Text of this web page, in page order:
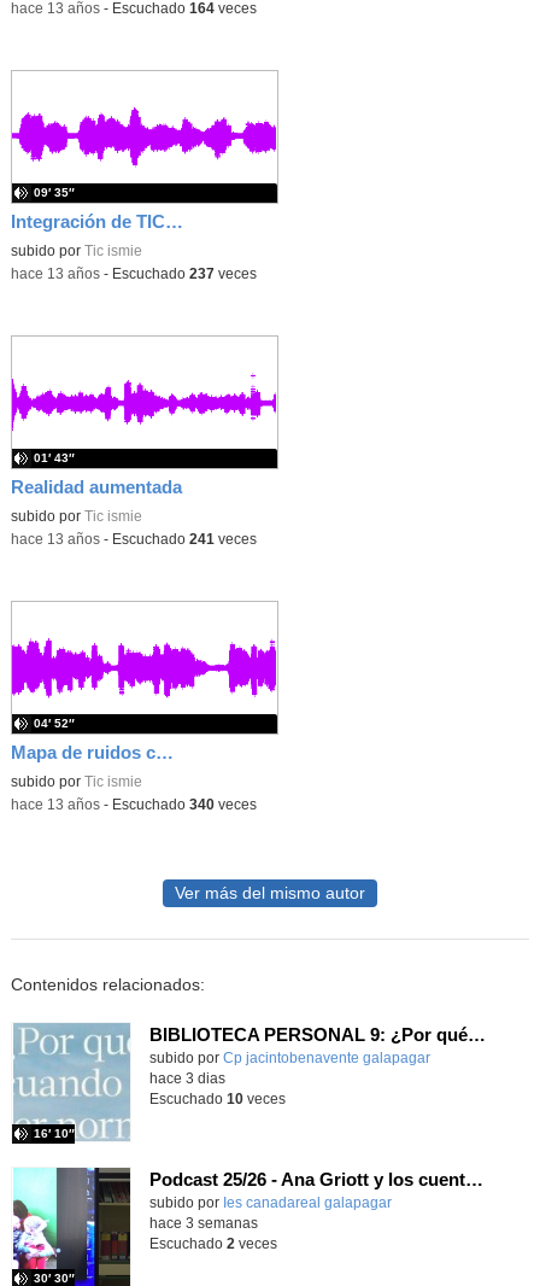
-hace 13 años- Escuchado 164veces
Integración de TIC en la programación de Filosof&i
subido por Tic ismie
09′ 35″
-hace 13 años- Escuchado 237 veces
Realidad aumentada
subido por Tic ismie
01′ 43″
-hace 13 años- Escuchado 241veces
Mapa de ruidos con realidad aumentada
subido por Tic ismie
04′ 52″
-hace 13 años- Escuchado 340veces
Ver más del mismo autor
Contenidos relacionados:
BIBLIOTECA PERSONAL 9: ¿Por qué ser feliz cuando puedes ser normal?
Contenido educativo.
subido por Cp jacintobenavente galapagar
16′ 10″
-
hace 3 dias
Escuchado 10veces
Podcast 25/26 - Ana Griott y los cuentos de las voces olvidadas
subido por Ies canadareal galapagar
30′ 30″
-
hace 3 semanas
Escuchado 2 veces